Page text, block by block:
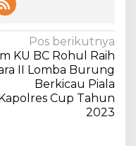
Pos berikutnya
KU BC Rohul Raih
II Lomba Burung
Berkicau Piala
Cup Tahun
2023